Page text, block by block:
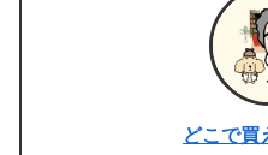
どこで買